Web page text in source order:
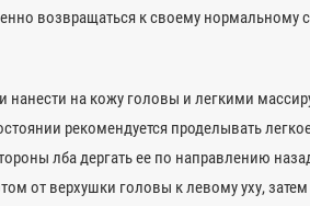
возвращаться к своему
нанести на кожу головы и легкими
рекомендуется проделывать
лба дергать ее по направлению
от верхушки головы к левому уху,